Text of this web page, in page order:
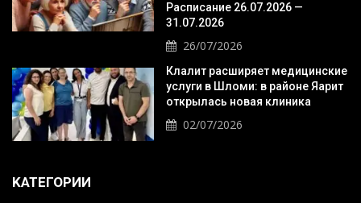
Расписание 26.07.2026 —
31.07.2026
26/07/2026
Клалит расширяет медицинские
услуги в Шломи: в районе Яарит
открылась новая клиника
02/07/2026
KАТЕГОРИИ